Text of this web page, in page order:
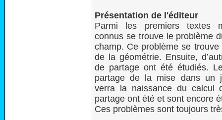
Présentation de l'éditeur
Parmi les premiers textes
connus se trouve le problème
champ. Ce problème se trouve
de la géométrie. Ensuite,
de partage ont été étudiés.
partage de la mise dans un
verra la naissance du calcul
partage ont été et sont encore
Ces problèmes sont toujours